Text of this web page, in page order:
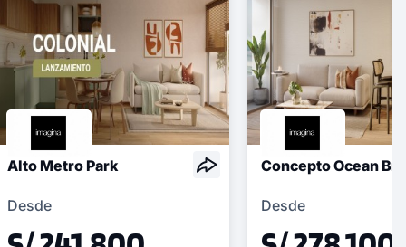
Alto Metro Park
Desde
Concepto Ocean
Desde